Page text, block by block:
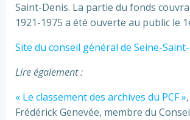
Saint-Denis. La partie du fonds
1921-1975 a été ouverte au public le
Site du conseil général de Seine-
Lire également :
« Le classement des archives du PCF »
Frédérick Genevée, membre du